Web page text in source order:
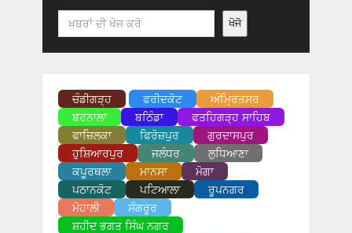
Search ਖੋਜੋ
ਚੰਡੀਗੜ੍ਹ ਫਰੀਦਕੋਟ
ਅੰਮ੍ਰਿਤਸਰ
ਬਰਨਾਲਾ
ਬਠਿੰਡਾ
ਫਤਹਿਗੜ੍ਹ ਸਾਹਿਬ
ਫਾਜ਼ਿਲਕਾ
ਫਿਰੋਜ਼ਪੁਰ
ਗੁਰਦਾਸਪੁਰ
ਹੁਸ਼ਿਆਰਪੁਰ
ਜਲੰਧਰ
ਲੁਧਿਆਣਾ
ਕਪੂਰਥਲਾ
ਮਾਨਸਾ
ਮੋਗਾ
ਪਠਾਨਕੋਟ
ਪਟਿਆਲਾ
ਰੂਪਨਗਰ
ਮੋਹਾਲੀ
ਸੰਗਰੂਰ
ਸ਼ਹੀਦ ਭਗਤ ਸਿੰਘ ਨਗਰ